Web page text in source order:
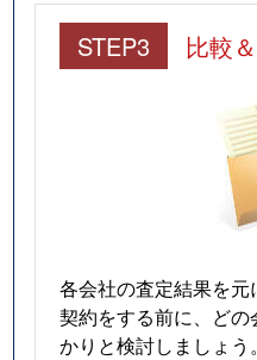
STEP3 比較
各会社の査定結果を元
契約をする前に、ど
かりと検討しましょう。